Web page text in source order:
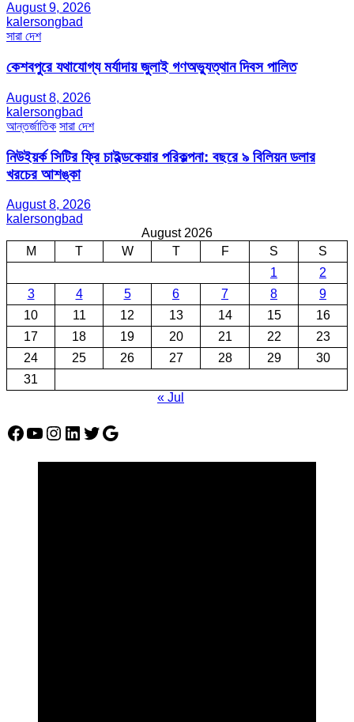
August 9, 2026
kalersongbad
সারা দেশ
কেশবপুরে যথাযোগ্য মর্যাদায় জুলাই গণঅভ্যুত্থান দিবস পালিত
August 8, 2026
kalersongbad
আন্তর্জাতিক সারা দেশ
নিউইয়র্ক সিটির ফ্রি চাইল্ডকেয়ার পরিকল্পনা: বছরে ৯ বিলিয়ন ডলার
খরচের আশঙ্কা
August 8, 2026
kalersongbad
August 2026
M
T W T F S
S
1
2
3
4 5 6 7 8
9
10
11 12 13 14 15
16
17
18 19 20 21 22
23
24
25 26 27 28 29
30
31
« Jul
Facebook
YouTube
Instagram
LinkedIn
Twitter
Google